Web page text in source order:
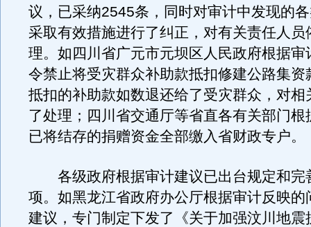
议，已采纳2545条，同时对审计中发现的
采取有效措施进行了纠正，对有关责任人员
理。如四川省广元市元坝区人民政府根据审
令禁止将受灾群众补助款抵扣修建公路集资
抵扣的补助款如数退还给了受灾群众，对相
了处理；四川省交通厅等省直各有关部门根
已将结存的捐赠资金全部缴入省财政专户。
各级政府根据审计建议已出台规定和完
项。如黑龙江省政府办公厅根据审计反映的
建议，专门制定下发了《关于加强汶川地震